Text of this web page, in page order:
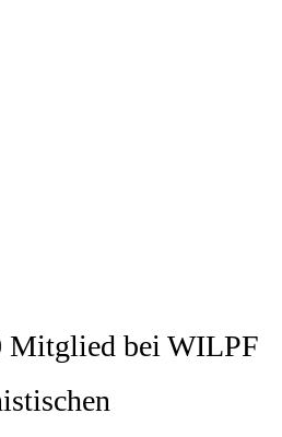
Mitglied bei WILPF